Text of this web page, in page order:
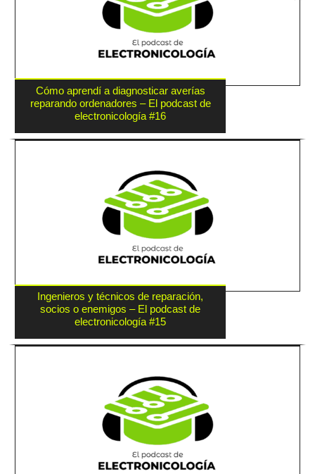
Cómo aprendí a diagnosticar averías
reparando ordenadores – El podcast de
electronicología #16
Ingenieros y técnicos de reparación,
socios o enemigos – El podcast de
electronicología #15